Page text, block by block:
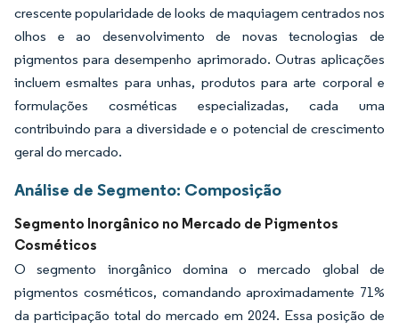
crescente popularidade de looks de maquiagem centrados nos
olhos e ao desenvolvimento de novas tecnologias de
pigmentos para desempenho aprimorado. Outras aplicações
incluem esmaltes para unhas, produtos para arte corporal e
formulações cosméticas especializadas, cada uma
contribuindo para a diversidade e o potencial de crescimento
geral do mercado.
Análise de Segmento: Composição
Segmento Inorgânico no Mercado de Pigmentos
Cosméticos
O segmento inorgânico domina o mercado global de
pigmentos cosméticos, comandando aproximadamente 71%
da participação total do mercado em 2024. Essa posição de